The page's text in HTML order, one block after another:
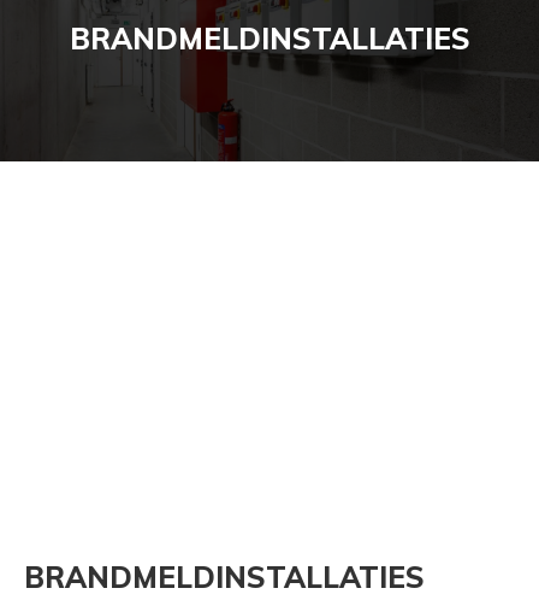
BRANDMELDINSTALLATIES
BRANDMELDINSTALLATIES